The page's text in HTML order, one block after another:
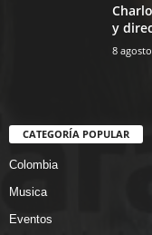
y
8
CATEGORÍA POPULAR
Colombia
Musica
Eventos